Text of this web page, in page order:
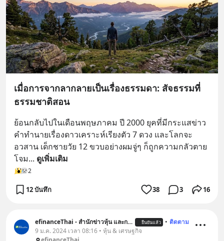
เมื่อการจากลากลายเป็นเรื่องธรรมดา: สัจธรรมที่
ธรรมชาติสอน
ย้อนกลับไปในเดือนพฤษภาคม ปี 2000 ยุคที่มีกระแสข่าว
คำทำนายเรื่องดาวเคราะห์เรียงตัว 7 ดวง และโลกจะ
อวสาน เด็กชายวัย 12 ขวบอย่างผมจู่ๆ ก็ถูกความกลัวตาย
โจม... ดูเพิ่มเติม
2
12 บันทึก 38 3 16
efinanceThai - สำนักข่าวหุ้น และการลงทุน ยืนยันแล้ว • ติดตาม
9 ม.ค. 2024 เวลา 08:16 • หุ้น & เศรษฐกิจ